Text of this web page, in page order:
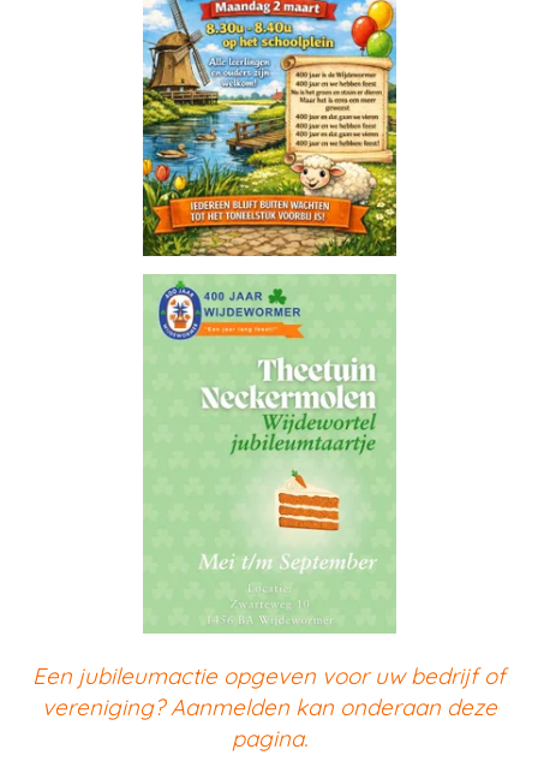
Een jubileumactie opgeven voor uw bedrijf of
vereniging? Aanmelden kan onderaan deze
pagina.